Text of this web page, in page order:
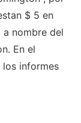
$ 5 en
nombre del
En el
informes